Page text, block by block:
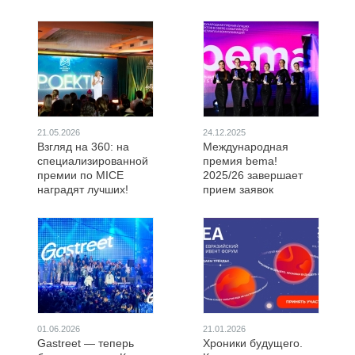
21.05.2026
Взгляд на 360: на
специализированной
премии по MICE
наградят лучших!
24.12.2025
Международная
премия bema!
2025/26 завершает
прием заявок
01.06.2026
Gastreet — теперь
21.01.2026
Хроники будущего.